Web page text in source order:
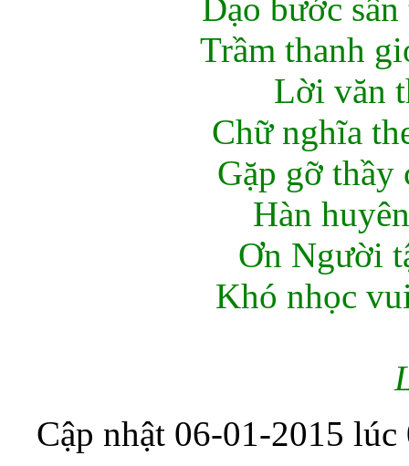
Dạo bước
Trầm thanh
Lời văn
Chữ nghĩa
Gặp gỡ thầy
Hàn
Ơn Người
Khó nhọc
Cập nhật 06-01-2015